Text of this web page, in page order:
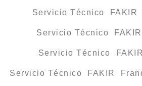
Servicio Técnico FAKIR
Servicio Técnico
Servicio Técnico
Servicio Técnico FAKIR